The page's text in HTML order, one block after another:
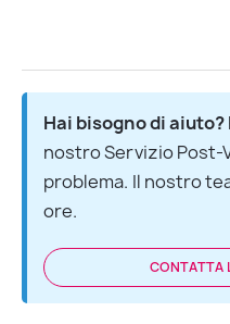
Hai bisogno di aiuto?
nostro Servizio Post-
problema. Il nostro
ore.
CONTATTA